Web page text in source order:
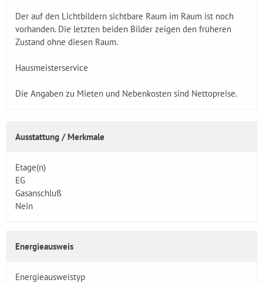
Der auf den Lichtbildern sichtbare Raum im Raum ist noch
vorhanden. Die letzten beiden Bilder zeigen den früheren
Zustand ohne diesen Raum.
Hausmeisterservice
Die Angaben zu Mieten und Nebenkosten sind Nettopreise.
Ausstattung / Merkmale
Etage(n)
EG
Gasanschluß
Nein
Energieausweis
Energieausweistyp